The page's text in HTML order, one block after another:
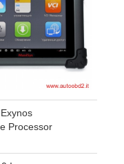
Processor